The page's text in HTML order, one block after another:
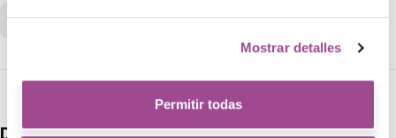
Mostrar detalles
Permitir todas
Marketing digital Tendencias